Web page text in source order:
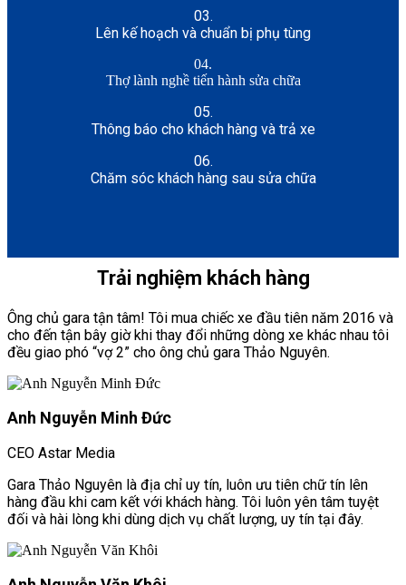
03.
Lên kế hoạch và chuẩn bị phụ tùng
04.
Thợ lành nghề tiến hành sửa chữa
05.
Thông báo cho khách hàng và trả xe
06.
Chăm sóc khách hàng sau sửa chữa
Trải nghiệm khách hàng
Ông chủ gara tận tâm! Tôi mua chiếc xe đầu tiên năm 2016 và
cho đến tận bây giờ khi thay đổi những dòng xe khác nhau tôi
đều giao phó “vợ 2” cho ông chủ gara Thảo Nguyên.
Anh Nguyễn Minh Đức
CEO Astar Media
Gara Thảo Nguyên là địa chỉ uy tín, luôn ưu tiên chữ tín lên
hàng đầu khi cam kết với khách hàng. Tôi luôn yên tâm tuyệt
đối và hài lòng khi dùng dịch vụ chất lượng, uy tín tại đây.